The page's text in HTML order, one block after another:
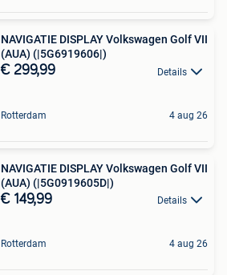
NAVIGATIE DISPLAY Volkswagen Golf VII
(AUA) (|5G6919606|)
€ 299,99 Details
Rotterdam 4 aug 26
NAVIGATIE DISPLAY Volkswagen Golf VII
(AUA) (|5G0919605D|)
€ 149,99 Details
Rotterdam 4 aug 26